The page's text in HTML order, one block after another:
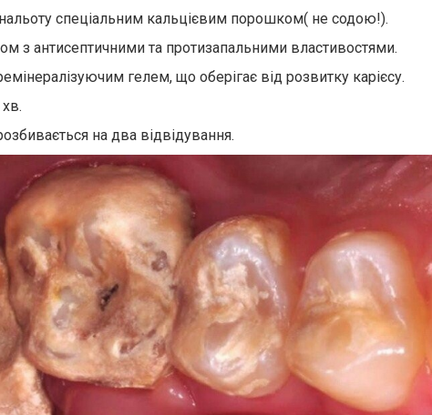
нальоту спеціальним кальцієвим порошком( не содою!).
з антисептичними та протизапальними властивостями.
гелем, що оберігає від розвитку карієсу.
на два відвідування.